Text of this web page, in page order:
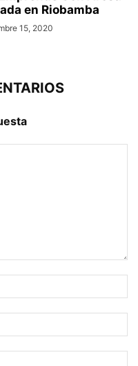
en Riobamba
15, 2020